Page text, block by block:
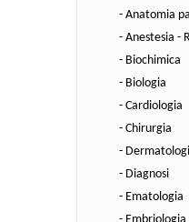
- Anatomia
- Anestesia -
- Biochimica
- Biologia
- Cardiologia
- Chirurgia
-
- Diagnosi
- Ematologia